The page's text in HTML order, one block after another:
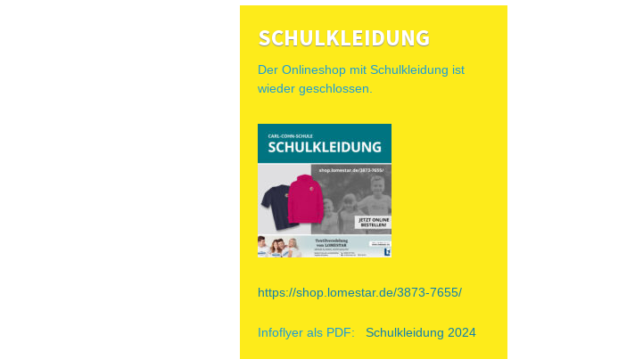
SCHULKLEIDUNG
Der Onlineshop mit Schulkleidung ist
wieder geschlossen.
https://shop.lomestar.de/3873-7655/
Infoflyer als PDF: Schulkleidung 2024